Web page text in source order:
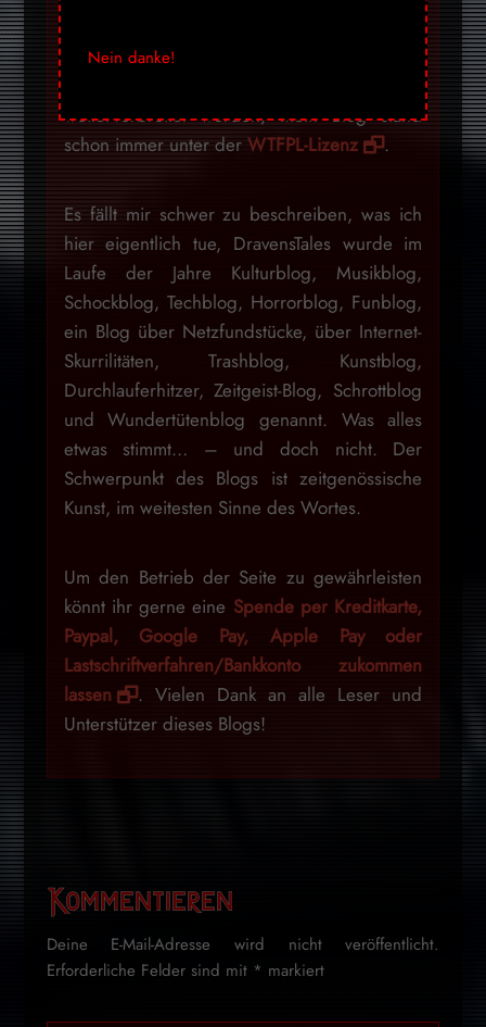
selbst, wie er damit umgeht. Gerne dürfen
weiterverbreitet werden, mein Blog stand
schon immer unter der WTFPL-Lizenz .
Es fällt mir schwer zu beschreiben, was ich
hier eigentlich tue, DravensTales wurde im
Laufe der Jahre Kulturblog, Musikblog,
Schockblog, Techblog, Horrorblog, Funblog,
ein Blog über Netzfundstücke, über Internet-
Skurrilitäten, Trashblog, Kunstblog,
Durchlauferhitzer, Zeitgeist-Blog, Schrottblog
und Wundertütenblog genannt. Was alles
etwas stimmt… – und doch nicht. Der
Schwerpunkt des Blogs ist zeitgenössische
Kunst, im weitesten Sinne des Wortes.
Um den Betrieb der Seite zu gewährleisten
könnt ihr gerne eine Spende per Kreditkarte,
Paypal, Google Pay, Apple Pay oder
Lastschriftverfahren/Bankkonto zukommen
lassen
. Vielen Dank an alle Leser und
Unterstützer dieses Blogs!
Kommentieren
Deine E-Mail-Adresse wird nicht veröffentlicht.
Erforderliche Felder sind mit * markiert
Nein danke!